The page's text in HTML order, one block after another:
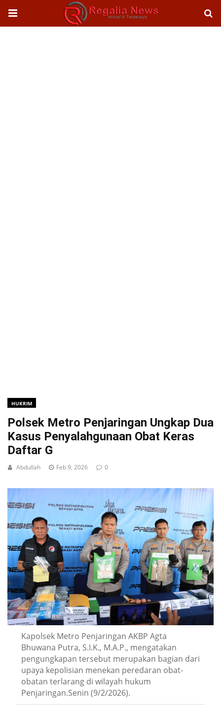
HUKRIM
Polsek Metro Penjaringan Ungkap Dua
Kasus Penyalahgunaan Obat Keras
Daftar G
Abdullah Feb 9, 2026 0
Kapolsek Metro Penjaringan AKBP Agta
Bhuwana Putra, S.I.K., M.A.P., mengatakan
pengungkapan tersebut merupakan bagian dari
upaya kepolisian menekan peredaran obat-
obatan terlarang di wilayah hukum
Penjaringan.Senin (9/2/2026).